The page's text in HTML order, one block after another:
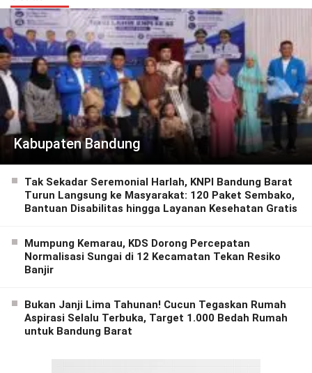
Kabupaten Bandung
Tak Sekadar Seremonial Harlah, KNPI Bandung Barat
Turun Langsung ke Masyarakat: 120 Paket Sembako,
Bantuan Disabilitas hingga Layanan Kesehatan Gratis
Mumpung Kemarau, KDS Dorong Percepatan
Normalisasi Sungai di 12 Kecamatan Tekan Resiko
Banjir
Bukan Janji Lima Tahunan! Cucun Tegaskan Rumah
Aspirasi Selalu Terbuka, Target 1.000 Bedah Rumah
untuk Bandung Barat